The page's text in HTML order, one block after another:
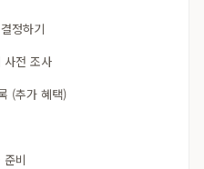
정하기
사전 조사
(추가 혜택)
비